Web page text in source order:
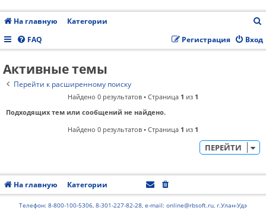
На главную Категории
FAQ Вход
Регистрация
Активные темы
Перейти к расширенному поиску
Найдено 0 результатов • Страница 1 из 1
Подходящих тем или сообщений не найдено.
Найдено 0 результатов • Страница 1 из 1
ПЕРЕЙТИ
На главную Категории
Телефон: 8-800-100-5306, 8-301-227-82-28, e-mail: online@rbsoft.ru, г.Улан-Удэ